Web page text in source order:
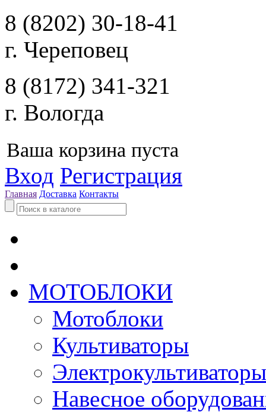
8 (8202) 30-18-41
г. Череповец
8 (8172) 341-321
г. Вологда
Ваша корзина пуста
Вход Регистрация
Главная Доставка Контакты
МОТОБЛОКИ
Мотоблоки
Культиваторы
Электрокультиваторы
Навесное